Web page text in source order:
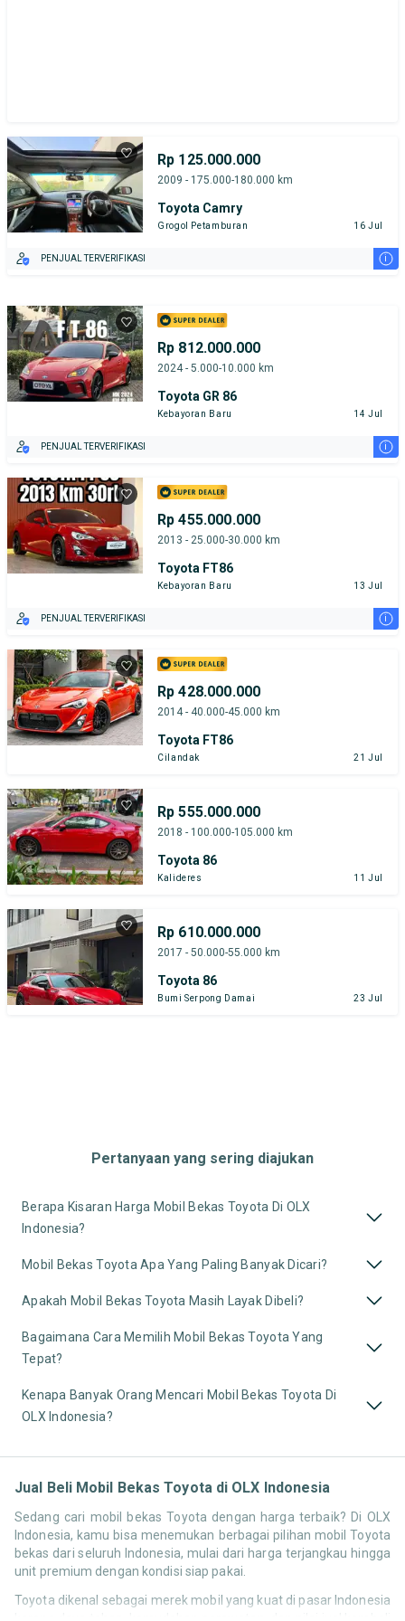
Rp 125.000.000
2009 - 175.000-180.000 km
Toyota Camry
Grogol Petamburan 16 Jul
PENJUAL TERVERIFIKASI i
Rp 812.000.000
2024 - 5.000-10.000 km
Toyota GR 86
Kebayoran Baru 14 Jul
PENJUAL TERVERIFIKASI i
Rp 455.000.000
2013 - 25.000-30.000 km
Toyota FT86
Kebayoran Baru 13 Jul
PENJUAL TERVERIFIKASI i
Rp 428.000.000
2014 - 40.000-45.000 km
Toyota FT86
Cilandak 21 Jul
Rp 555.000.000
2018 - 100.000-105.000 km
Toyota 86
Kalideres 11 Jul
Rp 610.000.000
2017 - 50.000-55.000 km
Toyota 86
Bumi Serpong Damai 23 Jul
Pertanyaan yang sering diajukan
Berapa Kisaran Harga Mobil Bekas Toyota Di OLX
Indonesia?
Mobil Bekas Toyota Apa Yang Paling Banyak Dicari?
Apakah Mobil Bekas Toyota Masih Layak Dibeli?
Bagaimana Cara Memilih Mobil Bekas Toyota Yang
Tepat?
Kenapa Banyak Orang Mencari Mobil Bekas Toyota Di
OLX Indonesia?
Jual Beli Mobil Bekas Toyota di OLX Indonesia
Sedang cari mobil bekas Toyota dengan harga terbaik? Di OLX
Indonesia, kamu bisa menemukan berbagai pilihan mobil Toyota
bekas dari seluruh Indonesia, mulai dari harga terjangkau hingga
unit premium dengan kondisi siap pakai.
Toyota dikenal sebagai merek mobil yang kuat di pasar Indonesia